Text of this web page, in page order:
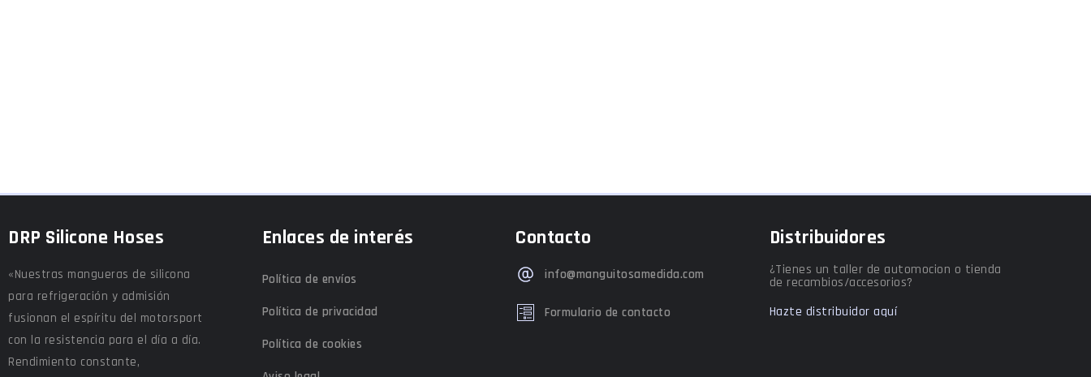
DRP Silicone Hoses
«Nuestras mangueras de silicona
para refrigeración y admisión
fusionan el espíritu del motorsport
con la resistencia para el día a día.
Rendimiento constante,
Enlaces de interés
Política de envíos
Política de privacidad
Política de cookies
Contacto
info@manguitosamedida.com
Formulario de contacto
Distribuidores
¿Tienes un taller de automocion o tienda
de recambios/accesorios?
Hazte distribuidor aquí